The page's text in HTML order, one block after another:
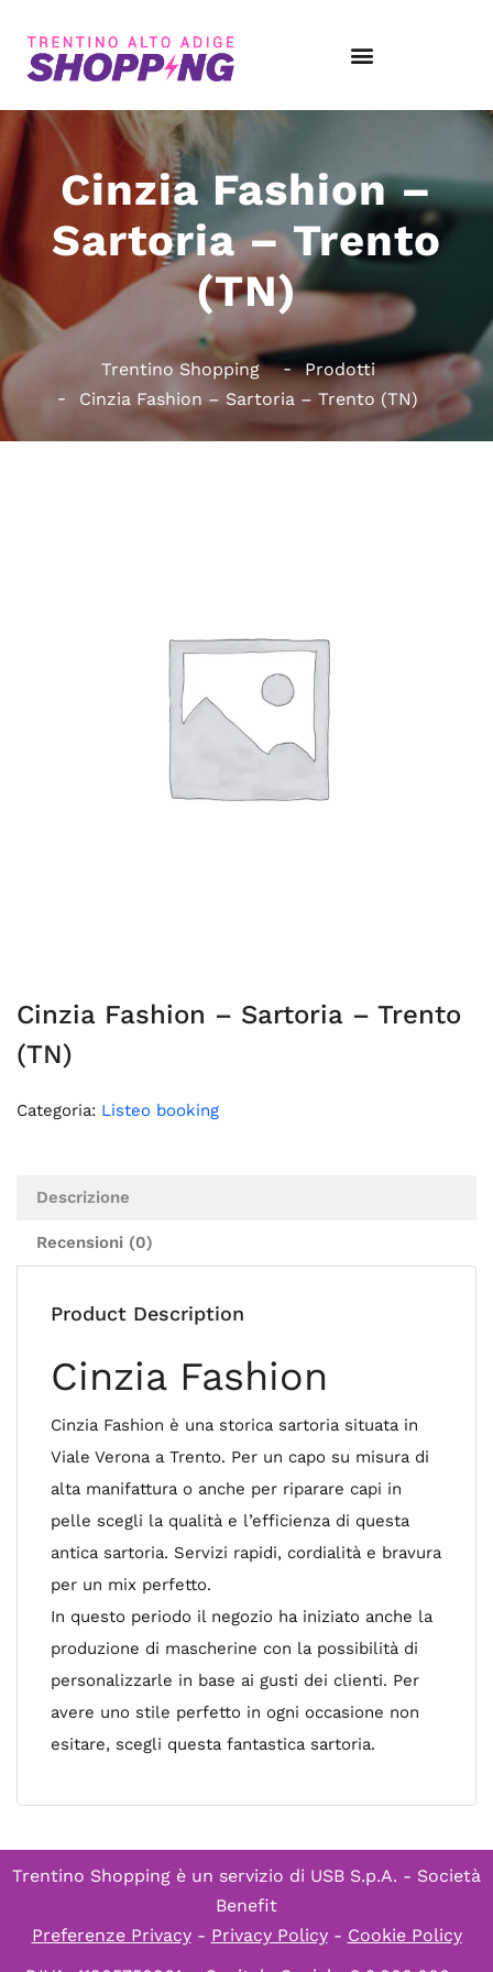
Cinzia Fashion –
Sartoria – Trento
(TN)
Trentino Shopping
Prodotti
Cinzia Fashion – Sartoria – Trento (TN)
Cinzia Fashion – Sartoria – Trento
(TN)
Categoria: Listeo booking
Descrizione
Recensioni (0)
Product Description
Cinzia Fashion
Cinzia Fashion è una storica sartoria situata in
Viale Verona a Trento. Per un capo su misura di
alta manifattura o anche per riparare capi in
pelle scegli la qualità e l’efficienza di questa
antica sartoria. Servizi rapidi, cordialità e bravura
per un mix perfetto.
In questo periodo il negozio ha iniziato anche la
produzione di mascherine con la possibilità di
personalizzarle in base ai gusti dei clienti. Per
avere uno stile perfetto in ogni occasione non
esitare, scegli questa fantastica sartoria.
Trentino Shopping è un servizio di USB S.p.A. - Società
Benefit
Preferenze Privacy- Privacy Policy- Cookie Policy